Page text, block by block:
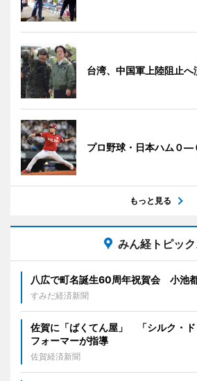
台湾、中国軍上陸阻止へ
プロ野球・日本ハム０―
もっと見る
みん経トピッ
八広で町名誕生60周年祝賀会 小池
すみだ経済新聞
佐賀に「ばくてん屋」 「シルク・
フォーマーが指導
佐賀経済新聞